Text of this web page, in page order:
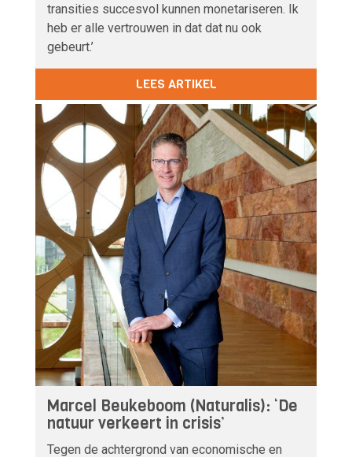
transities succesvol kunnen monetariseren. Ik
heb er alle vertrouwen in dat dat nu ook
gebeurt.’
LEES ARTIKEL
Marcel Beukeboom (Naturalis): ‘De
natuur verkeert in crisis’
Tegen de achtergrond van economische en